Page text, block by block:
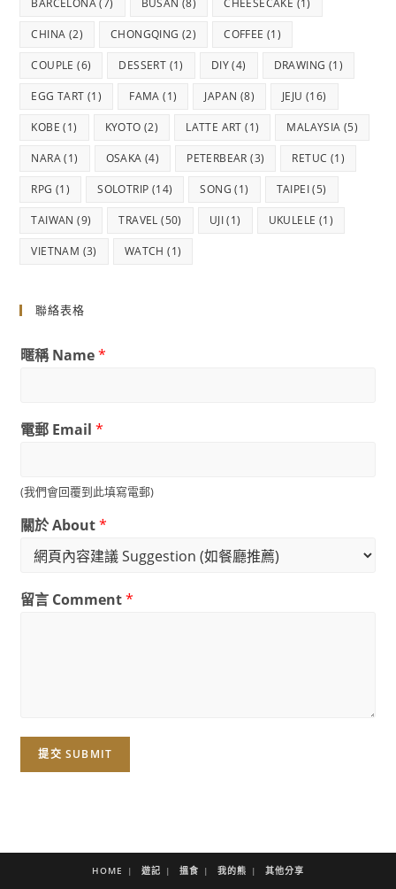
CHINA (2) CHONGQING (2) COFFEE (1)
COUPLE (6) DESSERT (1) DIY(4) DRAWING (1)
EGG TART (1) FAMA (1) JAPAN (8) JEJU (16)
KOBE (1) KYOTO (2) LATTE ART (1) MALAYSIA (5)
NARA(1) OSAKA (4) PETERBEAR (3) RETUC (1)
RPG (1) SOLOTRIP (14) SONG (1) TAIPEI(5)
TAIWAN (9) TRAVEL (50) UJI(1) UKULELE (1)
VIETNAM (3) WATCH (1)
聯絡表格
暱稱 Name*
電郵 Email*
(我們會回覆到此填寫電郵)
關於 About*
留言 Comment*
提交 SUBMIT
HOME 遊記 搵食 我的熊 其他分享